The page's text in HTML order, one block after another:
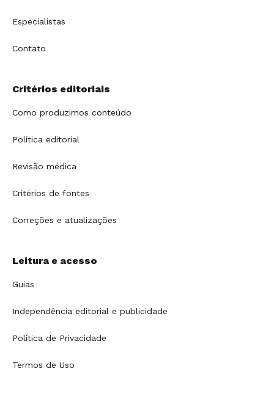
Especialistas
Contato
Critérios editoriais
Como produzimos conteúdo
Política editorial
Revisão médica
Critérios de fontes
Correções e atualizações
Leitura e acesso
Guias
Independência editorial e publicidade
Política de Privacidade
Termos de Uso